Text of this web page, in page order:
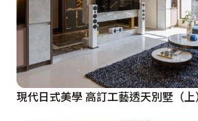
現代日式美學 高訂工藝透天別墅（